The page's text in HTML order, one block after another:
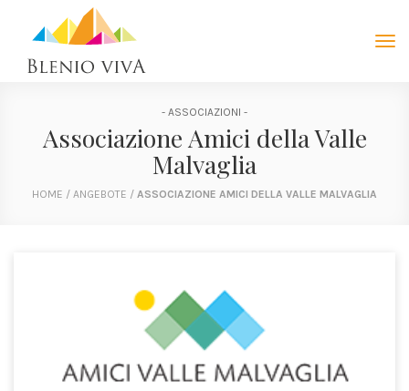
- ASSOCIAZIONI -
Associazione Amici della Valle
Malvaglia
HOME / ANGEBOTE / ASSOCIAZIONE AMICI DELLA VALLE MALVAGLIA